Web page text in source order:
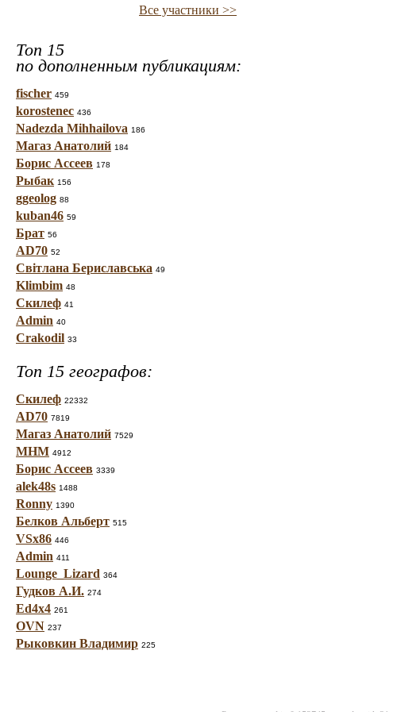
Все участники >>
Топ 15
по дополненным публикациям:
fischer 459
korostenec 436
Nadezda Mihhailova 186
Магаз Анатолий 184
Борис Ассеев 178
Рыбак 156
ggeolog 88
kuban46 59
Брат 56
AD70 52
Світлана Бериславська 49
Klimbim 48
Скилеф 41
Admin 40
Crakodil 33
Топ 15 географов:
Скилеф 22332
AD70 7819
Магаз Анатолий 7529
МНМ 4912
Борис Ассеев 3339
alek48s 1488
Ronny 1390
Белков Альберт 515
VSx86 446
Admin 411
Lounge_Lizard 364
Гудков А.И. 274
Ed4x4 261
OVN 237
Рыковкин Владимир 225